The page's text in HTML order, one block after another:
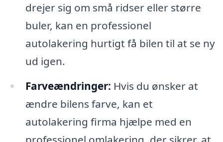
drejer sig om små ridser eller større
buler, kan en professionel
autolakering hurtigt få bilen til at se ny
ud igen.
Farveændringer: Hvis du ønsker at
ændre bilens farve, kan et
autolakering firma hjælpe med en